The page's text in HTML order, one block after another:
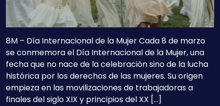
8M – Día Internacional de la Mujer Cada 8 de marzo
se conmemora el Día Internacional de la Mujer, una
fecha que no nace de la celebración sino de la lucha
histórica por los derechos de las mujeres. Su origen
empieza en las movilizaciones de trabajadoras a
finales del siglo XIX y principios del XX […]